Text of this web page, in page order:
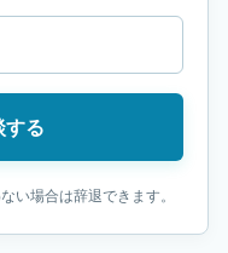
る
い場合は辞退できます。